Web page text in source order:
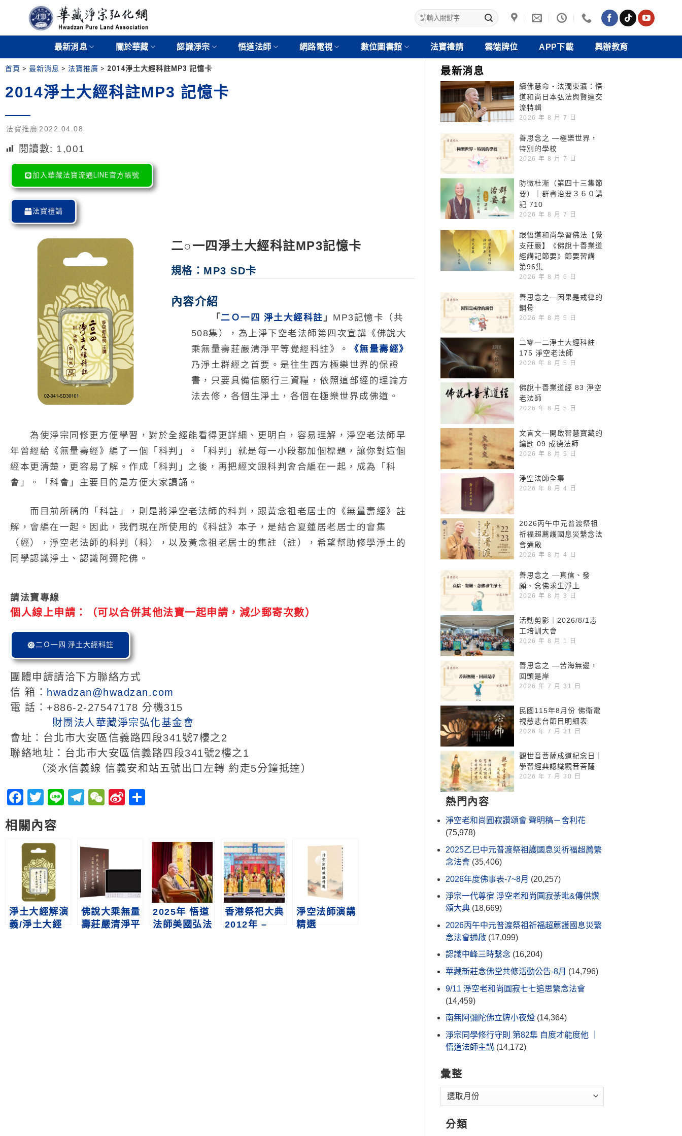
最新消息 關於華藏 認識淨宗 悟道法師 網路電視 數位圖書館 法寶禮請 雲端牌位 APP下載 興辦教育
首頁 > 最新消息 > 法寶推廣 > 2014淨土大經科註MP3 記憶卡
2014淨土大經科註MP3 記憶卡
法寶推廣 2022.04.08
閱讀數: 1,001
加入華藏法寶流通LINE官方帳號
法寶禮請
二○一四淨土大經科註MP3記憶卡
規格： MP3 SD卡
內容介紹
「 二Ｏ一四 淨土大經科註 」 MP3記憶卡（共
508集），為上淨下空老法師第四次宣講《佛說大
乘無量壽莊嚴清淨平等覺經科註》。
《無量壽經》
乃淨土群經之首要。是往生西方極樂世界的保證
書，只要具備信願行三資糧，依照這部經的理論方
法去修，各個生淨土，各個在極樂世界成佛道。
為使淨宗同修更方便學習，對於全經能看得更詳細、更明白，容易理解，淨空老法師早
年曾經給《無量壽經》編了一個「科判」。「科判」就是每一小段都加個標題，讓你對這個
經本更清楚，更容易了解。作成「科判」之後，再把經文跟科判會合編在一起，成為「科
會」。「科會」主要目的是方便大家讀誦。
而目前所稱的「科註」，則是將淨空老法師的科判，跟黃念祖老居士的《無量壽經》註
解，會編在一起。因此，我們現在所使用的《科註》本子，是結合夏蓮居老居士的會集
（經），淨空老法師的科判（科），以及黃念祖老居士的集註（註），希望幫助修學淨土的
同學認識淨土、認識阿彌陀佛。
請法寶專線
個人線上申請：（可以合併其他法寶一起申請，減少郵寄次數）
二Ｏ一四 淨土大經科註
團體申請請洽下方聯絡方式
信 箱： hwadzan@hwadzan.com
電 話：+886-2-27547178 分機315
財團法人華藏淨宗弘化基金會
會址：台北市大安區信義路四段341號7樓之2
聯絡地址：台北市大安區信義路四段341號2樓之1
（淡水信義線 信義安和站五號出口左轉 約走5分鐘抵達）
Facebook
Twitter
LineTelegram
WeChat
Sina
相關內容
淨土大經解演
義/淨土大經
佛說大乘無量
壽莊嚴清淨平
2025年 悟道
法師美國弘法
香港祭祀大典
2012年 –
淨空法師演講
精選
最新消息
續佛慧命‧法潤東瀛：悟
道和尚日本弘法與賢達交
流特輯
2026 年 8 月 7 日
善思念之 —極樂世界，
特別的學校
2026 年 8 月 7 日
防微杜漸（第四十三集節
要）｜群書治要３６０講
記 710
2026 年 8 月 7 日
跟悟道和尚學習佛法【覺
支莊嚴】《佛說十善業道
經講記節要》節要習講
第96集
2026 年 8 月 6 日
善思念之—因果是戒律的
鋼骨
2026 年 8 月 5 日
二零一二淨土大經科註
175 淨空老法師
2026 年 8 月 5 日
佛說十善業道經 83 淨空
老法師
2026 年 8 月 5 日
文言文—開啟智慧寶藏的
鑰匙 09 成德法師
2026 年 8 月 5 日
淨空法師全集
2026 年 8 月 4 日
2026丙午中元普渡祭祖
祈福超薦護國息災繫念法
會通啟
2026 年 8 月 4 日
善思念之 —真信、發
願、念佛求生淨土
2026 年 8 月 3 日
活動剪影｜2026/8/1志
工培訓大會
2026 年 8 月 1 日
善思念之 —苦海無邊，
回頭是岸
2026 年 7 月 31 日
民國115年8月份 佛衛電
視慈悲台節目明細表
2026 年 7 月 31 日
觀世音菩薩成道紀念日｜
學習經典認識觀音菩薩
2026 年 7 月 30 日
熱門內容
淨空老和尚圓寂讚頌會 聲明稿－舍利花
(75,978)
2025乙巳中元普渡祭祖護國息災祈福超薦繫
念法會 (35,406)
2026年度佛事表-7~8月 (20,257)
淨宗一代尊宿 淨空老和尚圓寂荼毗&傳供讚
頌大典 (18,669)
2026丙午中元普渡祭祖祈福超薦護國息災繫
念法會通啟 (17,099)
認識中峰三時繫念 (16,204)
華藏新莊念佛堂共修活動公告-8月 (14,796)
9/11 淨空老和尚圓寂七七追思繫念法會
(14,459)
南無阿彌陀佛立牌小夜燈 (14,364)
淨宗同學修行守則 第82集 自度才能度他 ｜
悟道法師主講 (14,172)
彙整
分類